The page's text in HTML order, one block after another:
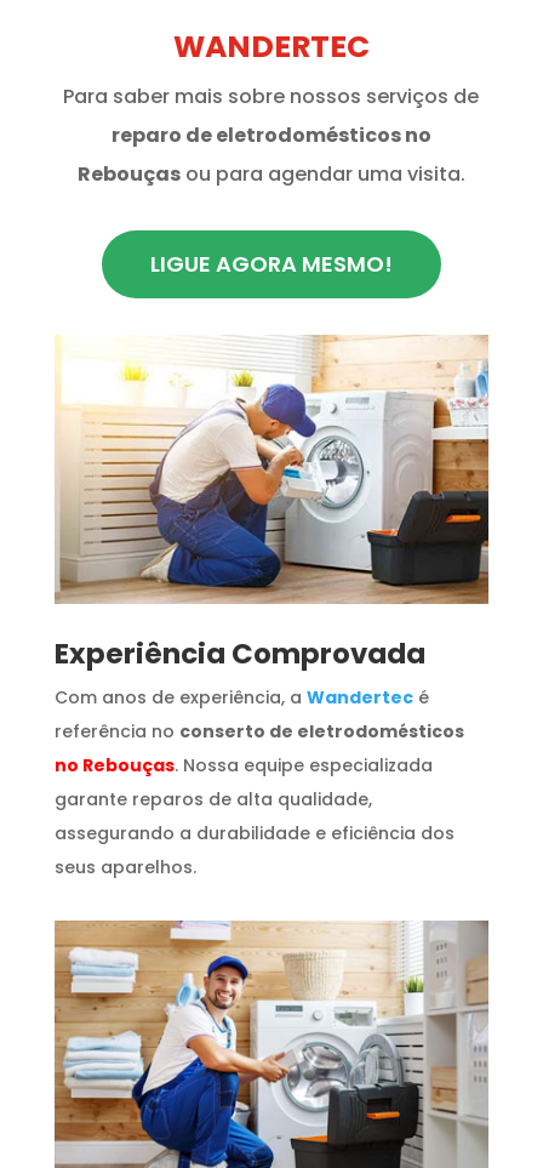
WANDERTEC
Para saber mais sobre nossos serviços de
reparo de eletrodomésticos no
Rebouçasou para agendar uma visita.
LIGUE AGORA MESMO!
​Experiência Comprovada
Com anos de experiência, a Wandertecé
referência no conserto de eletrodomésticos
no Rebouças. Nossa equipe especializada
garante reparos de alta qualidade,
assegurando a durabilidade e eficiência dos
seus aparelhos.